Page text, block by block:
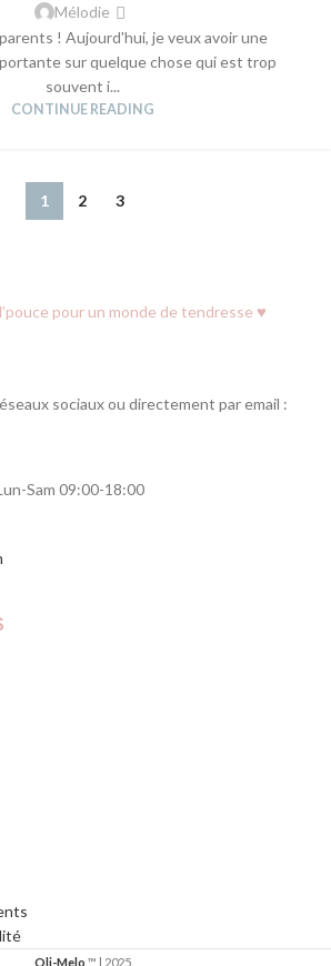
Mélodie
! Aujourd'hui, je veux avoir une
sur quelque chose qui est trop
souvent i...
CONTINUE READING
1 2 3
pour un monde de tendresse ♥
sociaux ou directement par email :
Sam 09:00-18:00
Oli-Melo ™ | 2025